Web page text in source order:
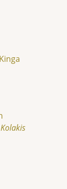
Kinga